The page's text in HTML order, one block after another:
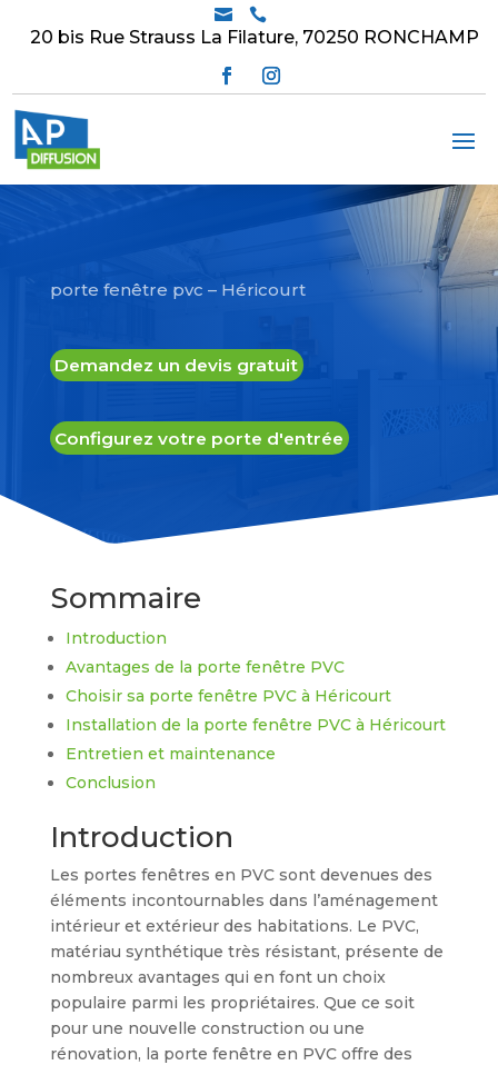
 
20 bis Rue Strauss La Filature, 70250 RONCHAMP
porte fenêtre pvc – Héricourt
Demandez un devis gratuit
Configurez votre porte d'entrée
Sommaire
Introduction
Avantages de la porte fenêtre PVC
Choisir sa porte fenêtre PVC à Héricourt
Installation de la porte fenêtre PVC à Héricourt
Entretien et maintenance
Conclusion
Introduction
Les portes fenêtres en PVC sont devenues des
éléments incontournables dans l’aménagement
intérieur et extérieur des habitations. Le PVC,
matériau synthétique très résistant, présente de
nombreux avantages qui en font un choix
populaire parmi les propriétaires. Que ce soit
pour une nouvelle construction ou une
rénovation, la porte fenêtre en PVC offre des